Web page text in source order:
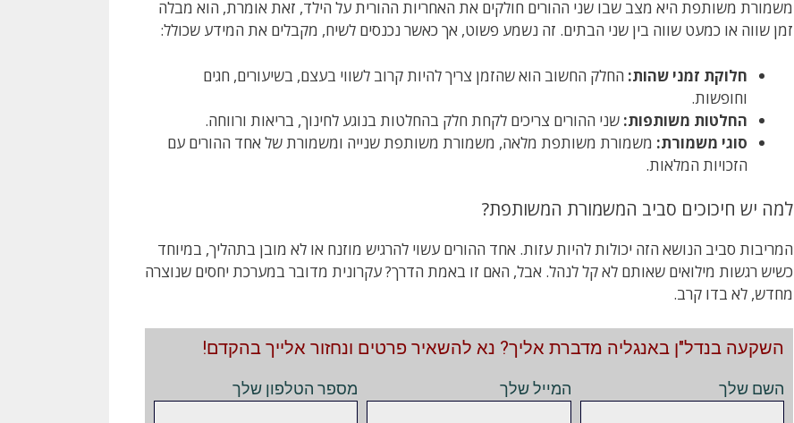
משמורת משותפת היא מצב שבו שני ההורים חולקים את האחריות ההורית על הילד, זאת אומרת, הוא מבלה
זמן שווה או כמעט שווה בין שני הבתים. זה נשמע פשוט, אך כאשר נכנסים לשיח, מקבלים את המידע שכולל:
חלוקת זמני שהות: החלק החשוב הוא שהזמן צריך להיות קרוב לשווי בעצם, בשיעורים, חגים
וחופשות.
החלטות משותפות: שני ההורים צריכים לקחת חלק בהחלטות בנוגע לחינוך, בריאות ורווחה.
סוגי משמורת: משמורת משותפת מלאה, משמורת משותפת שנייה ומשמורת של אחד ההורים עם
הזכויות המלאות.
למה יש חיכוכים סביב המשמורת המשותפת?
המריבות סביב הנושא הזה יכולות להיות עזות. אחד ההורים עשוי להרגיש מוזנח או לא מובן בתהליך, במיוחד
כשיש רגשות מילואים שאותם לא קל לנהל. אבל, האם זו באמת הדרך? עקרונית מדובר במערכת יחסים שנוצרה
מחדש, לא בדו קרב.
השקעה בנדל"ן באנגליה מדברת אליך? נא להשאיר פרטים ונחזור אלייך בהקדם!
השם שלך המייל שלך מספר הטלפון שלך